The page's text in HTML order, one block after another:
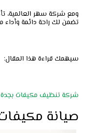
ومع شركة سهر العالمية،
تضمن لك راحة دائمة
سيهمك قراءة هذا المقال:
شركة تنظيف مكيفات
صيانة